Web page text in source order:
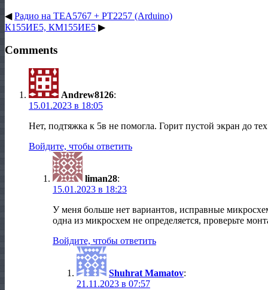
◀Радио на TEA5767 + PT2257 (Arduino)
К155ИЕ5, КМ155ИЕ5 ▶
Comments
Andrew8126:
15.01.2023 в 18:05
Нет, подтяжка к 5в не помогла. Горит пустой экран до
Войдите, чтобы ответить
liman28:
15.01.2023 в 18:23
У меня больше нет вариантов, исправные
одна из микросхем не определяется, проверьте
Войдите, чтобы ответить
Shuhrat Mamatov:
21.11.2023 в 07:57